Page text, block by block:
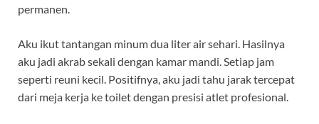
permanen.
Aku ikut tantangan minum dua liter air sehari. Hasilnya
aku jadi akrab sekali dengan kamar mandi. Setiap jam
seperti reuni kecil. Positifnya, aku jadi tahu jarak tercepat
dari meja kerja ke toilet dengan presisi atlet profesional.